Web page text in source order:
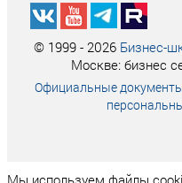
© 1999 - 2026 Бизнес-
Москве: бизнес
Официальные
Мы используем файлы